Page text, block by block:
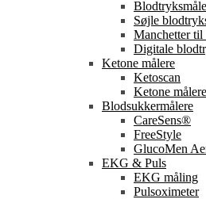
Søjle
Manchetter til
Digitale
Ketone målere
Ketoscan
Ketone målere
Blodsukkermålere
CareSens®
FreeStyle
GlucoMen
EKG & Puls
EKG måling
Pulsoximeter